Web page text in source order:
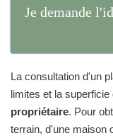
Je demande
La consultation d'un
limites et la
propriétaire. Pour
terrain, d'une maison